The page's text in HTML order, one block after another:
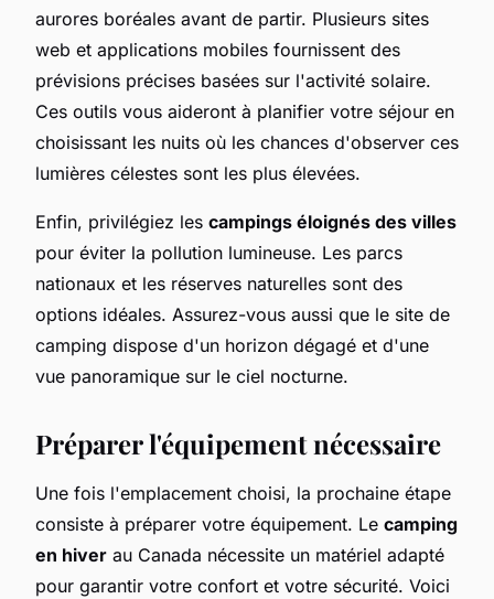
aurores boréales avant de partir. Plusieurs sites
web et applications mobiles fournissent des
prévisions précises basées sur l'activité solaire.
Ces outils vous aideront à planifier votre séjour en
choisissant les nuits où les chances d'observer ces
lumières célestes sont les plus élevées.
Enfin, privilégiez les campings éloignés des villes
pour éviter la pollution lumineuse. Les parcs
nationaux et les réserves naturelles sont des
options idéales. Assurez-vous aussi que le site de
camping dispose d'un horizon dégagé et d'une
vue panoramique sur le ciel nocturne.
Préparer l'équipement nécessaire
Une fois l'emplacement choisi, la prochaine étape
consiste à préparer votre équipement. Le camping
en hiver au Canada nécessite un matériel adapté
pour garantir votre confort et votre sécurité. Voici